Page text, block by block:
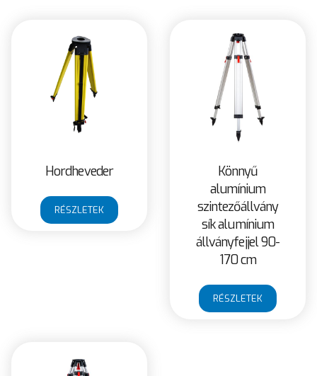
Hordheveder
RÉSZLETEK
Könnyű
alumínium
szintezőállvány
sík alumínium
állványfejjel 90-
170 cm
RÉSZLETEK